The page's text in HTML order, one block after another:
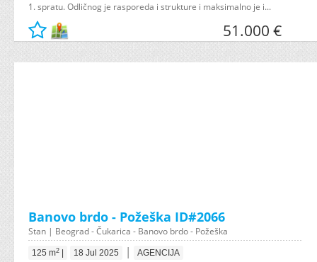
1. spratu. Odličnog je rasporeda i strukture i maksimalno je i...
51.000 €
Banovo brdo - Požeška ID#2066
Stan | Beograd - Čukarica - Banovo brdo - Požeška
125 m2 18 Jul 2025 | AGENCIJA